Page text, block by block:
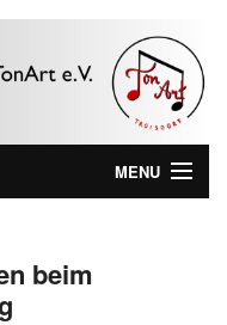
MENU
beim